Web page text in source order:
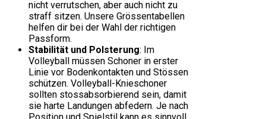
nicht verrutschen, aber auch nicht zu
straff sitzen. Unsere Grössentabellen
helfen dir bei der Wahl der richtigen
Passform.
Stabilität und Polsterung: Im
Volleyball müssen Schoner in erster
Linie vor Bodenkontakten und Stössen
schützen. Volleyball-Knieschoner
sollten stossabsorbierend sein, damit
sie harte Landungen abfedern. Je nach